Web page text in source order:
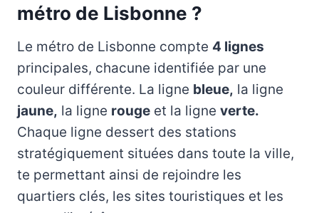
métro de Lisbonne ?
Le métro de Lisbonne compte 4 lignes
principales, chacune identifiée par une
couleur différente. La ligne bleue, la ligne
jaune, la ligne rouge et la ligne verte.
Chaque ligne dessert des stations
stratégiquement situées dans toute la ville,
te permettant ainsi de rejoindre les
quartiers clés, les sites touristiques et les